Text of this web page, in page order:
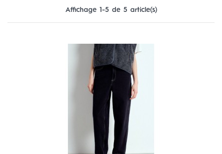
Affichage 1-5 de 5 article(s)